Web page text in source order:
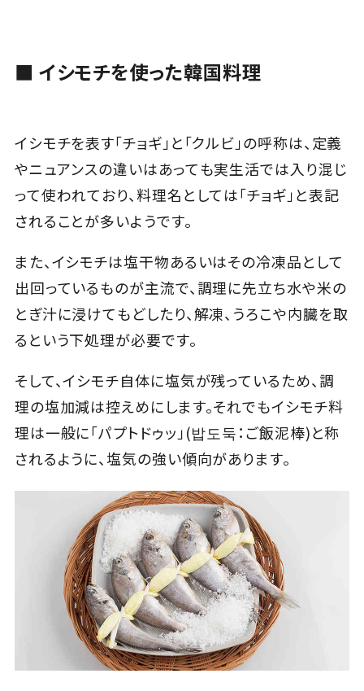
■ イシモチを使った韓国料理
イシモチを表す「チョギ」と「クルビ」の呼称は、定義
やニュアンスの違いはあっても実生活では入り混じ
って使われており、料理名としては「チョギ」と表記
されることが多いようです。
また、イシモチは塩干物あるいはその冷凍品として
出回っているものが主流で、調理に先立ち水や米の
とぎ汁に浸けてもどしたり、解凍、うろこや内臓を取
るという下処理が必要です。
そして、イシモチ自体に塩気が残っているため、調
理の塩加減は控えめにします。それでもイシモチ料
理は一般に「パプトドゥッ」(밥도둑：ご飯泥棒)と称
されるように、塩気の強い傾向があります。